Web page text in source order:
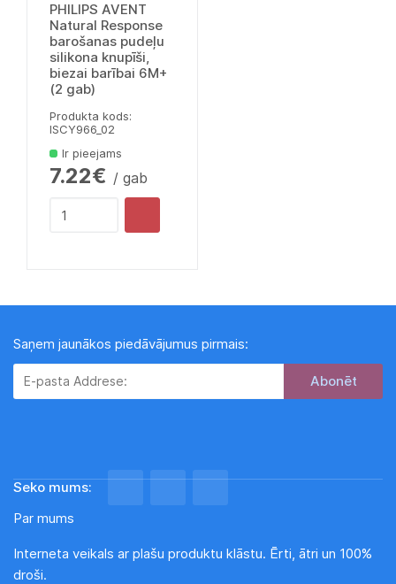
PHILIPS AVENT
Natural Response
barošanas pudeļu
silikona knupīši,
biezai barībai 6M+
(2 gab)
Produkta kods:
lSCY966_02
Ir pieejams
7.22€ / gab
Saņem jaunākos piedāvājumus pirmais:
Subscribe
Seko mums:
Par mums
Interneta veikals ar plašu produktu klāstu. Ērti, ātri un 100%
droši.